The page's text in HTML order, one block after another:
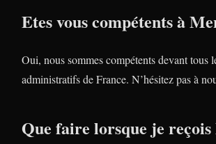
Etes vous compétents à
Oui, nous sommes compétents devant tous
administratifs de France. N’hésitez pas à
Que faire lorsque je